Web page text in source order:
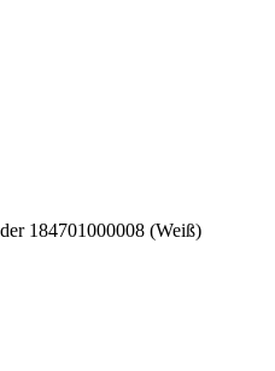
184701000008 (Weiß)